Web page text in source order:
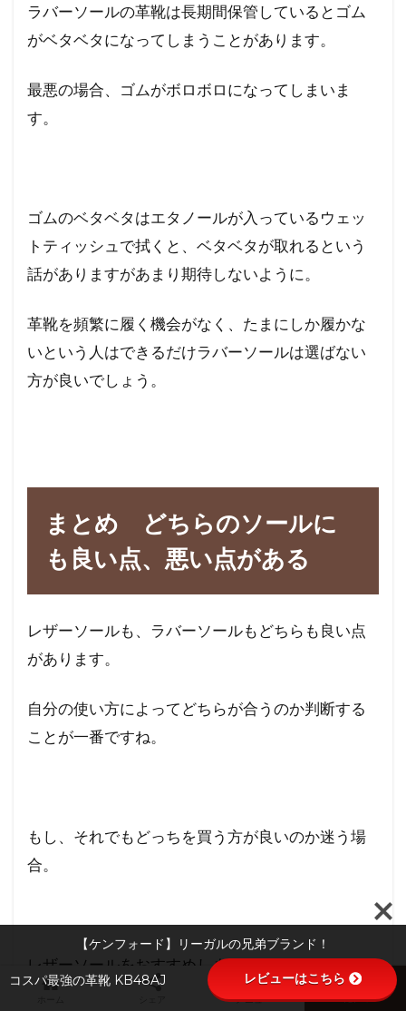
ラバーソールの革靴は長期間保管しているとゴム
がベタベタになってしまうことがあります。
最悪の場合、ゴムがボロボロになってしまいま
す。
ゴムのベタベタはエタノールが入っているウェッ
トティッシュで拭くと、ベタベタが取れるという
話がありますがあまり期待しないように。
革靴を頻繁に履く機会がなく、たまにしか履かな
いという人はできるだけラバーソールは選ばない
方が良いでしょう。
まとめ どちらのソールに
も良い点、悪い点がある
レザーソールも、ラバーソールもどちらも良い点
があります。
自分の使い方によってどちらが合うのか判断する
ことが一番ですね。
もし、それでもどっちを買う方が良いのか迷う場
合。
レザーソールをおすすめします。
メニュー TOPへ
【ケンフォード】リーガルの兄弟ブランド！
コスパ最強の革靴 KB48AJ レビューはこちら